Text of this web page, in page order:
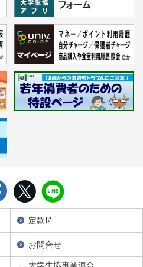
定款
お問合せ
大学生協事業連合